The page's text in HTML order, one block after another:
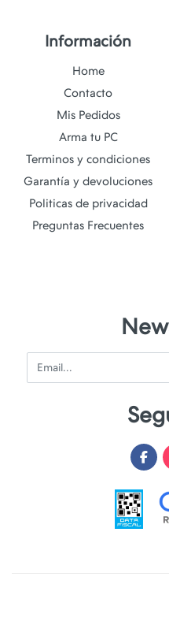
Información
Home
Contacto
Mis Pedidos
Arma tu PC
Terminos y condiciones
Garantía y devoluciones
Politicas de privacidad
Preguntas Frecuentes
Email